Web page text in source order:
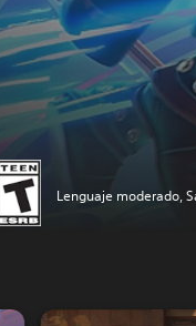
Lenguaje moderado,